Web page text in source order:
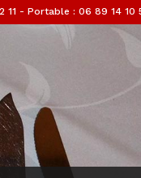
11 - Portable : 06 89 14 10